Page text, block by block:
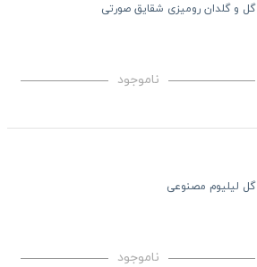
گل و گلدان رومیزی شقایق صورتی
ناموجود
گل لیلیوم مصنوعی
ناموجود